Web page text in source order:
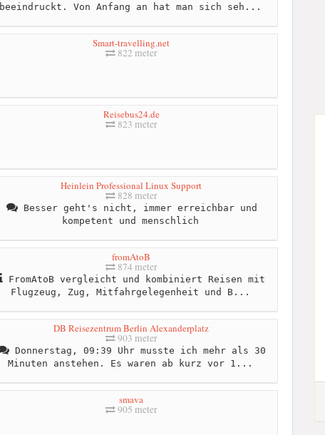
beeindruckt. Von Anfang an hat man sich seh...
Smart-travelling.net
822 meter
Reisebus24.de
823 meter
Heinlein Professional Linux Support
828 meter
Besser geht's nicht, immer erreichbar und
kompetent und menschlich
fromAtoB
874 meter
FromAtoB vergleicht und kombiniert Reisen mit
Flugzeug, Zug, Mitfahrgelegenheit und B...
DB Reisezentrum Berlin Alexanderplatz
903 meter
Donnerstag, 09:39 Uhr musste ich mehr als 30
Minuten anstehen. Es waren ab kurz vor 1...
smava
905 meter